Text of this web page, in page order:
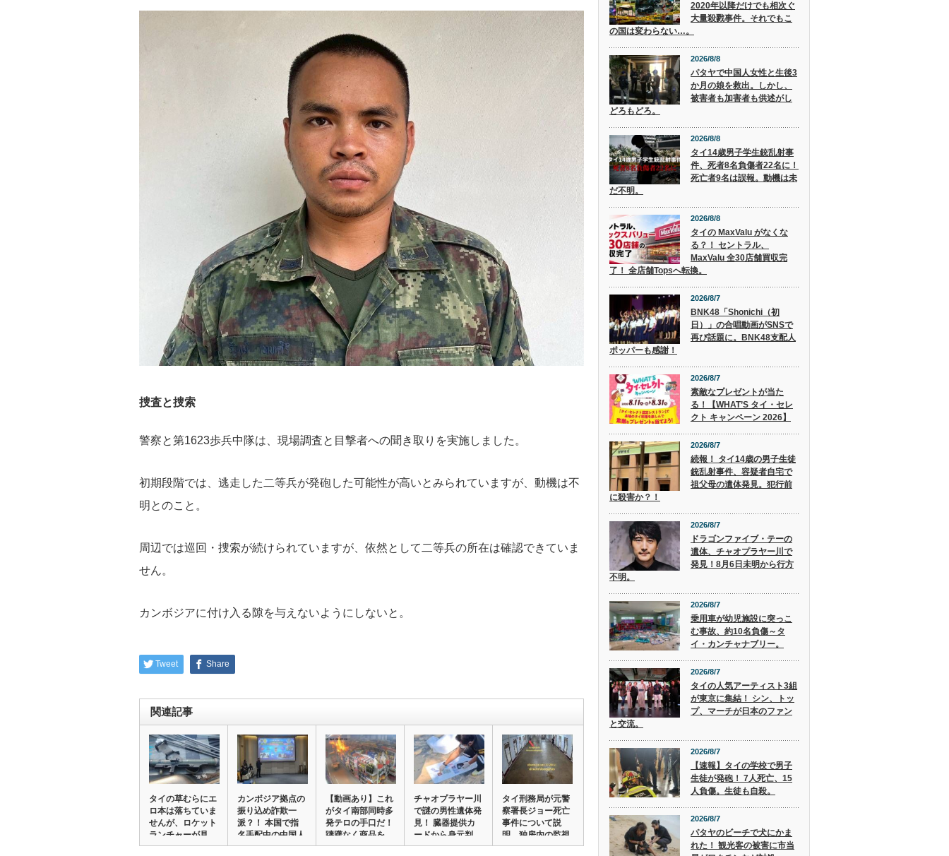
捜査と捜索
警察と第1623歩兵中隊は、現場調査と目撃者への聞き取りを実施しました。
初期段階では、逃走した二等兵が発砲した可能性が高いとみられていますが、動機は不
明とのこと。
周辺では巡回・捜索が続けられていますが、依然として二等兵の所在は確認できていま
せん。
カンボジアに付け入る隙を与えないようにしないと。
Tweet Share
関連記事
タイの草むらにエ
ロ本は落ちていま
せんが、ロケット
ランチャーが見
つ…
カンボジア拠点の
振り込め詐欺一
派？！ 本国で指
名手配中の中国人
を…
【動画あり】これ
がタイ南部同時多
発テロの手口だ！
躊躇なく商品を…
チャオプラヤー川
で謎の男性遺体発
見！ 臓器提供カ
ードから身元判
明…
タイ刑務局が元警
察署長ジョー死亡
事件について説
明。独房内の監視
カ…
2020年以降だけでも相次ぐ
大量殺戮事件。それでもこ
の国は変わらない…。
2026/8/8
パタヤで中国人女性と生後3
か月の娘を救出。しかし、
被害者も加害者も供述がし
どろもどろ。
2026/8/8
タイ14歳男子学生銃乱射事
件、死者8名負傷者22名に！
死亡者9名は誤報。動機は未
だ不明。
2026/8/8
タイの MaxValu がなくな
る？！ セントラル、
MaxValu 全30店舗買収完
了！ 全店舗Topsへ転換。
2026/8/7
BNK48「Shonichi（初
日）」の合唱動画がSNSで
再び話題に。BNK48支配人
ポッパーも感謝！
2026/8/7
素敵なプレゼントが当た
る！【WHAT’S タイ・セレ
クト キャンペーン 2026】
2026/8/7
続報！ タイ14歳の男子生徒
銃乱射事件、容疑者自宅で
祖父母の遺体発見。犯行前
に殺害か？！
2026/8/7
ドラゴンファイブ・テーの
遺体、チャオプラヤー川で
発見！8月6日未明から行方
不明。
2026/8/7
乗用車が幼児施設に突っこ
む事故、約10名負傷～タ
イ・カンチャナブリー。
2026/8/7
タイの人気アーティスト3組
が東京に集結！ シン、トッ
プ、マーチが日本のファン
と交流。
2026/8/7
【速報】タイの学校で男子
生徒が発砲！ 7人死亡、15
人負傷。生徒も自殺。
2026/8/7
パタヤのビーチで犬にかま
れた！ 観光客の被害に市当